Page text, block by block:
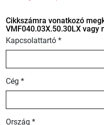
Cikkszámra vonatkozó
VMF040.03X.50.30LX
Kapcsolattartó *
Cég *
Ország *